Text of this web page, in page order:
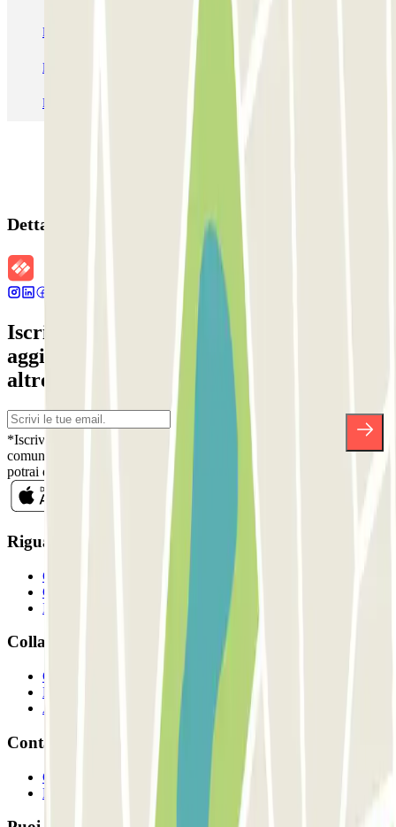
Parcheggio Venezia Parcheggio Piazzale Roma Venezia
Parcheggio Roma Parcheggio Milano
Parcheggio Malpensa Terminal 1 Parcheggio Malpensa
Dettagli della prenotazione
Iscriviti alla nostra Newsletter e rimani
aggiornato su sconti, concorsi e tante
altre sorprese.
*Iscrivendoti, accetti la nostra Informativa sulla Privacy per ricevere
comunicazioni commerciali da Parclick. Senza alcun impegno,
potrai disiscriverti quando vuoi direttamente dalla stessa newsletter.
Riguardo a Parclcik
Chi siamo
Come funziona?
I Nostri Parcheggi
Collaboriamo?
Collaboratori
Proprietari di parcheggio
Affiliati
Contatto
Contattaci
FAQ